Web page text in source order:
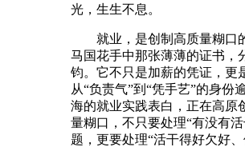
光，生生不息。
就业，是创制高质量糊口的
马国花手中那张薄薄的证书，
钧。它不只是加薪的凭证，更
从“负责气”到“凭手艺”的身份
海的就业实践表白，正在高原
量糊口，不只要处理“有没有活
题，更要处理“活干得好欠好